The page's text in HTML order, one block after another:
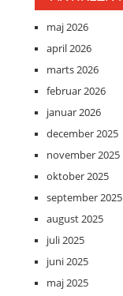
maj 2026
april 2026
marts 2026
februar 2026
januar 2026
december 2025
november 2025
oktober 2025
september 2025
august 2025
juli 2025
juni 2025
maj 2025